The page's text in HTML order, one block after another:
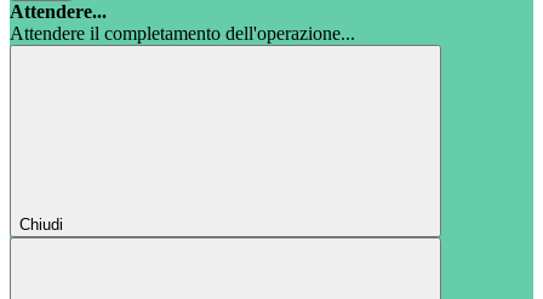
Attendere...
Attendere il completamento dell'operazione...
Chiudi